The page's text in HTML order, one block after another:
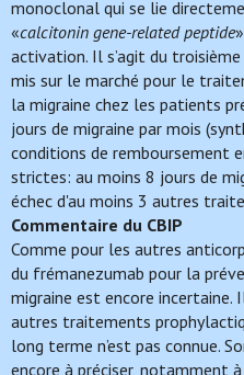
monoclonal qui se lie
«calcitonin gene-related peptide
activation. Il s’agit du
mis sur le marché pour le
la migraine chez les patients
jours de migraine par mois
conditions de remboursement
strictes: au moins 8 jours de
échec d'au moins 3 autres
Commentaire du CBIP
Comme pour les autres
du frémanezumab pour la
migraine est encore incertaine.
autres traitements
long terme n’est pas connue.
encore à préciser, notamment